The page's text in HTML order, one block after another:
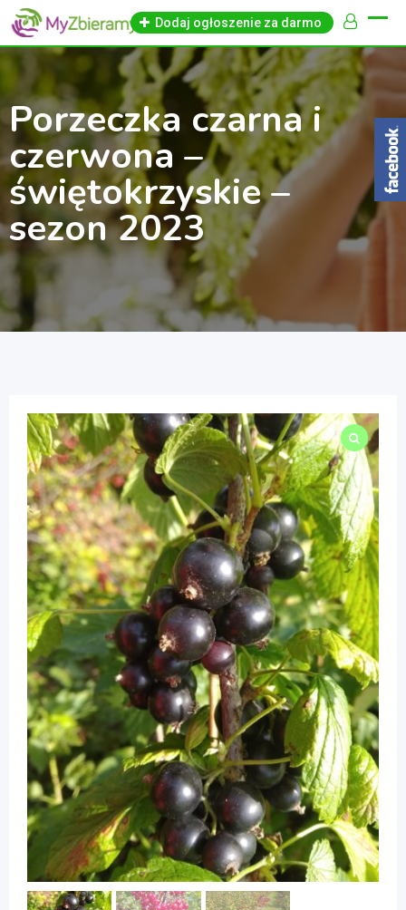
Skip
Dodaj ogłoszenie za darmo
Porzeczka czarna i
czerwona –
świętokrzyskie –
sezon 2023